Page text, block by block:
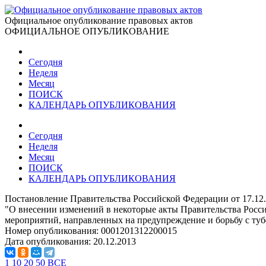
Официальное опубликование правовых актов
ОФИЦИАЛЬНОЕ ОПУБЛИКОВАНИЕ
Сегодня
Неделя
Месяц
ПОИСК
КАЛЕНДАРЬ ОПУБЛИКОВАНИЯ
Сегодня
Неделя
Месяц
ПОИСК
КАЛЕНДАРЬ ОПУБЛИКОВАНИЯ
Постановление Правительства Российской Федерации от
"О внесении изменений в некоторые акты Правительства
мероприятий, направленных на предупреждение и борьбу с
Номер опубликования: 0001201312200015
Дата опубликования: 20.12.2013
1 10 20 50 ВСЕ